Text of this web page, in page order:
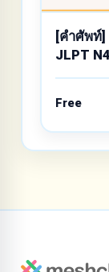
[คำศัพท์
JLPT N4
Free